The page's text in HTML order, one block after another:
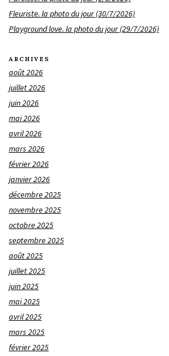
Fleuriste. la photo du jour (30/7/2026)
Playground love. la photo du jour (29/7/2026)
ARCHIVES
août 2026
juillet 2026
juin 2026
mai 2026
avril 2026
mars 2026
février 2026
janvier 2026
décembre 2025
novembre 2025
octobre 2025
septembre 2025
août 2025
juillet 2025
juin 2025
mai 2025
avril 2025
mars 2025
février 2025